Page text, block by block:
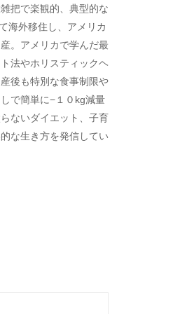
把で楽観的、典型的な
海外移住し、アメリカ
。アメリカで学んだ最
法やホリスティックヘ
後も特別な食事制限や
で簡単に−１０kg減量
ないダイエット、子育
な生き方を発信してい